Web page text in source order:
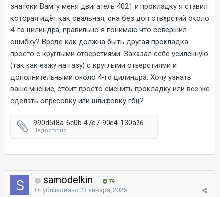
знатоки Вам: у меня двигатель 4021 и прокладку я ставил
которая идёт как овальная, она без доп отверстий около
4-го цилиндра, правильно я понимаю что совершил
ошибку? Вроде как должна быть другая прокладка
просто с круглыми отверстиями. Заказал себе усиленную
(так как езжу на газу) с круглыми отверстиями и
дополнительными около 4-го цилиндра. Хочу узнать
ваше мнение, стоит просто сменить прокладку или все же
сделать опресовку или шлифовку гбц?
Недоступно
samodelkin 79
Опубликовано 23 января, 2025